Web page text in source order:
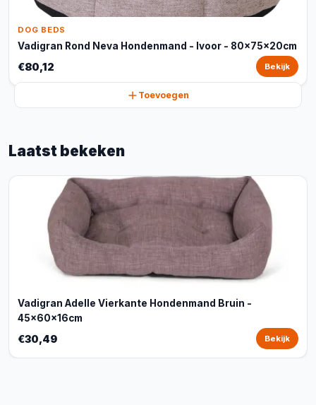
DOG BEDS
Vadigran Rond Neva Hondenmand - Ivoor - 80x75x20cm
€80,12 Bekijk
Toevoegen
Laatst bekeken
Vadigran Adelle Vierkante Hondenmand Bruin -
45x60x16cm
€30,49 Bekijk